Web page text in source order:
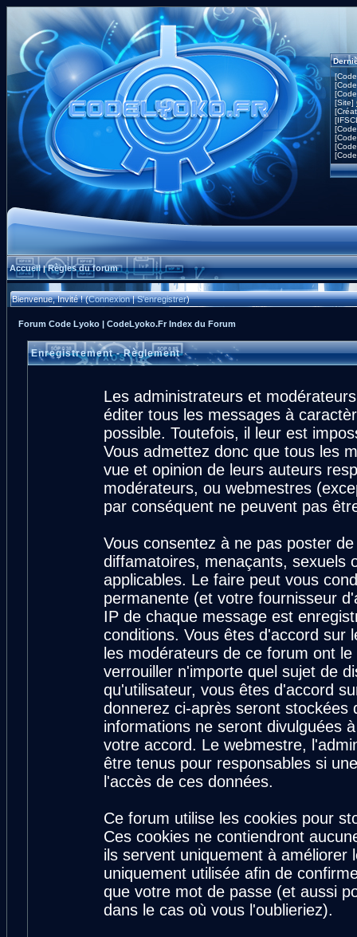
[Site]
Accueil|Règles du forum
Bienvenue, Invité ! (Connexion|S'enregistrer)
Forum Code Lyoko | CodeLyoko.Fr Index du Forum
Enregistrement - Règlement
Les administrateurs et
éditer tous les messages à
possible. Toutefois, il leur est
Vous admettez donc que tous les
vue et opinion de leurs auteurs
modérateurs, ou webmestres
par conséquent ne peuvent pas
Vous consentez à ne pas poster
diffamatoires, menaçants, sexuels
applicables. Le faire peut vous
permanente (et votre fournisseur
IP de chaque message est
conditions. Vous êtes d'accord sur
les modérateurs de ce forum ont
verrouiller n'importe quel sujet de
qu'utilisateur, vous êtes d'accord
donnerez ci-après seront stockées
informations ne seront divulguées
votre accord. Le webmestre,
être tenus pour responsables si
l'accès de ces données.
Ce forum utilise les cookies pour
Ces cookies ne contiendront
ils servent uniquement à
uniquement utilisée afin de
que votre mot de passe (et aussi
dans le cas où vous l'oublieriez).